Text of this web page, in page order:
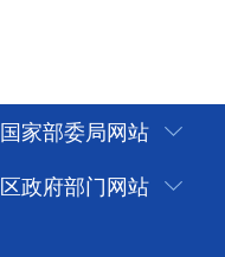
国家部委局网站
区政府部门网站